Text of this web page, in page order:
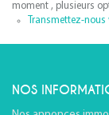
moment , plusieurs
Transmettez-
NOS